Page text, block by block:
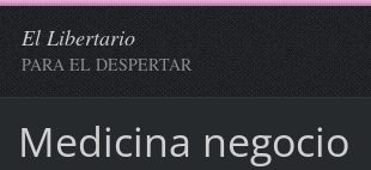
El Libertario
PARA EL DESPERTAR
Medicina negocio